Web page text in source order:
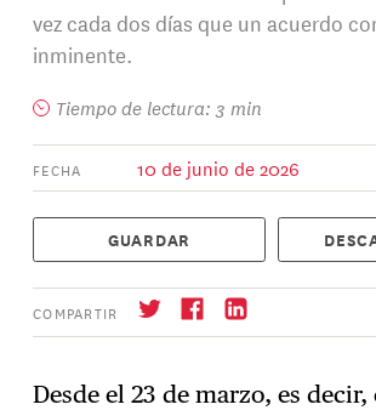
vez cada dos días que un acuerdo
inminente.
Tiempo de lectura: 3 min
FECHA 10 de junio de 2026
GUARDAR
COMPARTIR
Desde el 23 de marzo, es decir,